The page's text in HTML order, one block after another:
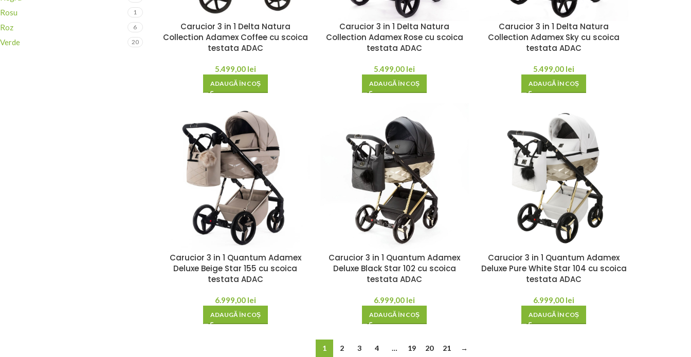
Rosu 1
Roz 6
Verde 20
Carucior 3 in 1 Delta Natura
Collection Adamex Coffee cu scoica
testata ADAC
5.499,00 lei
ADAUGĂ ÎN COȘ
Carucior 3 in 1 Delta Natura
Collection Adamex Rose cu scoica
testata ADAC
5.499,00 lei
ADAUGĂ ÎN COȘ
Carucior 3 in 1 Delta Natura
Collection Adamex Sky cu scoica
testata ADAC
5.499,00 lei
ADAUGĂ ÎN COȘ
Carucior 3 in 1 Quantum Adamex
Deluxe Beige Star 155 cu scoica
testata ADAC
6.999,00 lei
ADAUGĂ ÎN COȘ
Carucior 3 in 1 Quantum Adamex
Deluxe Black Star 102 cu scoica
testata ADAC
6.999,00 lei
ADAUGĂ ÎN COȘ
Carucior 3 in 1 Quantum Adamex
Deluxe Pure White Star 104 cu scoica
testata ADAC
6.999,00 lei
ADAUGĂ ÎN COȘ
1 2 3 4 … 19 20 21 →